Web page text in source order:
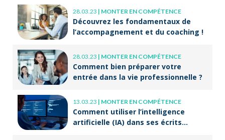
28.03.23 | MONTER EN COMPÉTENCE
Découvrez les fondamentaux de
l’accompagnement et du coaching !
28.03.23 | MONTER EN COMPÉTENCE
Comment bien préparer votre
entrée dans la vie professionnelle ?
13.03.23 | MONTER EN COMPÉTENCE
Comment utiliser l’intelligence
artificielle (IA) dans ses écrits